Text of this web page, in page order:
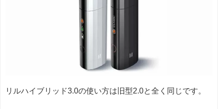
リルハイブリッド3.0の使い方は旧型2.0と全く同じです。